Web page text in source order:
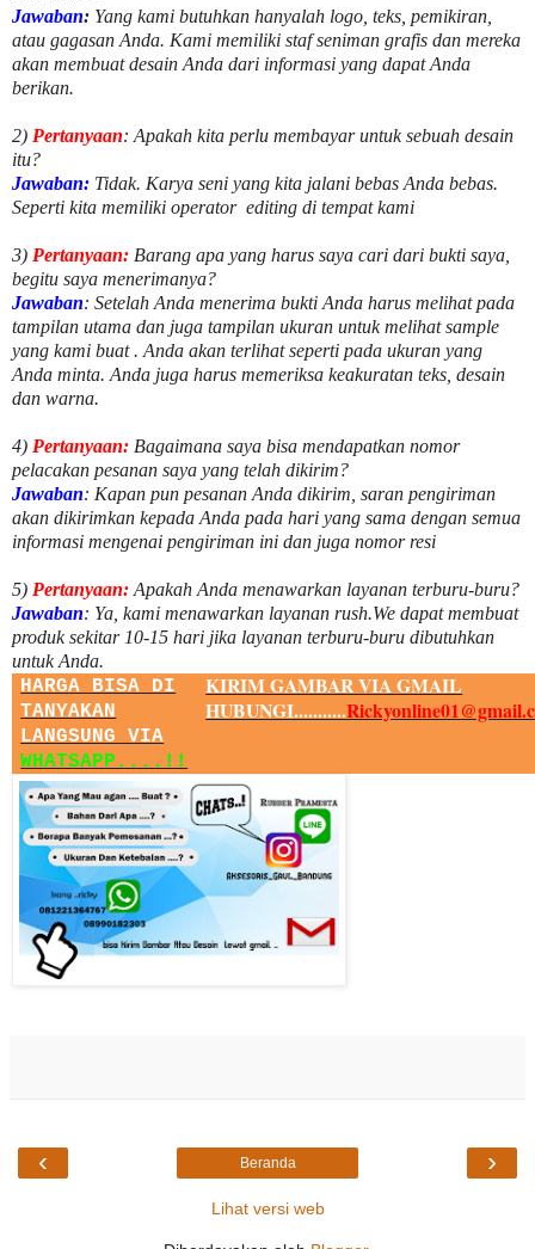
Jawaban: Yang kami butuhkan hanyalah logo, teks, pemikiran,
atau gagasan Anda. Kami memiliki staf seniman grafis dan mereka
akan membuat desain Anda dari informasi yang dapat Anda
berikan.
2) Pertanyaan: Apakah kita perlu membayar untuksebuah desain
itu?
Jawaban: Tidak. Karya seni yang kita jalani bebas Anda bebas.
Seperti kita memiliki operator editing di tempat kami
3) Pertanyaan: Barang apa yang harus saya cari dari bukti saya,
begitu saya menerimanya?
Jawaban: Setelah Anda menerima bukti Anda harus melihat pada
tampilan utama dan juga tampilan ukuran untuk melihatsample
yang kami buat . Anda akan terlihat seperti pada ukuran yang
Anda minta. Anda juga harus memeriksa keakuratan teks, desain
dan warna.
4) Pertanyaan: Bagaimana saya bisa mendapatkan nomor
pelacakan pesanan saya yang telah dikirim?
Jawaban: Kapan pun pesanan Anda dikirim, saran pengiriman
akan dikirimkan kepada Anda pada hari yang sama dengan semua
informasi mengenai pengiriman ini dan juga nomorresi
5) Pertanyaan: Apakah Anda menawarkan layanan terburu-buru?
Jawaban: Ya, kami menawarkan layanan rush.We dapat membuat
produk sekitar 10-15 hari jika layanan terburu-buru dibutuhkan
untuk Anda.
HARGA BISA DI
TANYAKAN
LANGSUNG VIA
WHATSAPP....!!
KIRIM GAMBAR VIA GMAIL
HUBUNGI...........
‹ ›
Beranda
Lihat versi web